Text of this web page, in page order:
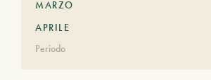
MARZO
APRILE
Periodo